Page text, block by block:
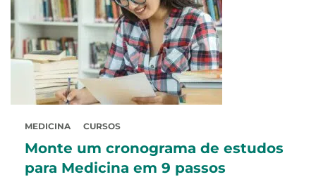
MEDICINA CURSOS
Monte um cronograma de estudos
para Medicina em 9 passos